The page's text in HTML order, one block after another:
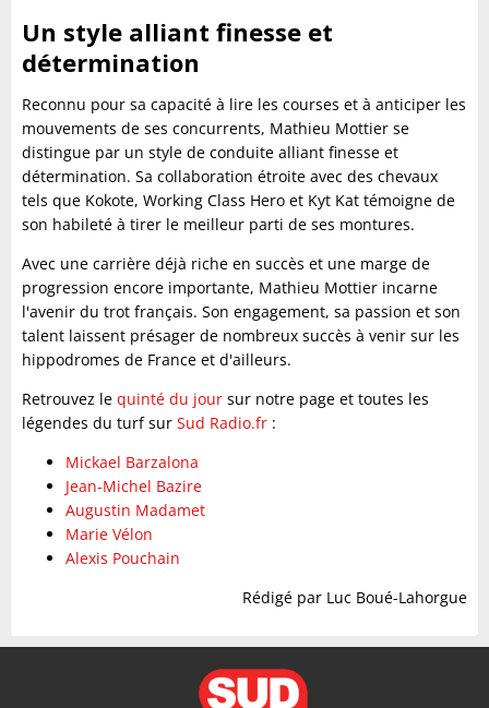
Un style alliant finesse et
détermination
Reconnu pour sa capacité à lire les courses et à anticiper les
mouvements de ses concurrents, Mathieu Mottier se
distingue par un style de conduite alliant finesse et
détermination. Sa collaboration étroite avec des chevaux
tels que Kokote, Working Class Hero et Kyt Kat témoigne de
son habileté à tirer le meilleur parti de ses montures.
Avec une carrière déjà riche en succès et une marge de
progression encore importante, Mathieu Mottier incarne
l'avenir du trot français. Son engagement, sa passion et son
talent laissent présager de nombreux succès à venir sur les
hippodromes de France et d'ailleurs.
Retrouvez le quinté du jour sur notre page et toutes les
légendes du turf sur Sud Radio.fr :
Mickael Barzalona
Jean-Michel Bazire
Augustin Madamet
Marie Vélon
Alexis Pouchain
Rédigé par Luc Boué-Lahorgue